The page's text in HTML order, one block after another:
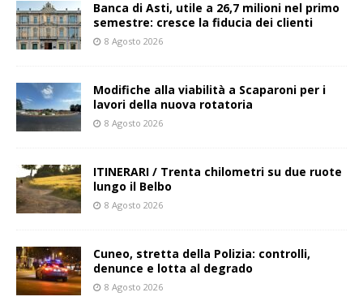
Banca di Asti, utile a 26,7 milioni nel primo
semestre: cresce la fiducia dei clienti
8 Agosto 2026
Modifiche alla viabilità a Scaparoni per i
lavori della nuova rotatoria
8 Agosto 2026
ITINERARI / Trenta chilometri su due ruote
lungo il Belbo
8 Agosto 2026
Cuneo, stretta della Polizia: controlli,
denunce e lotta al degrado
8 Agosto 2026